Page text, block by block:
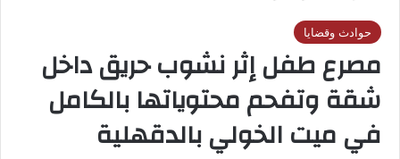
حوادث وقضايا
مصرع طفل إثر نشوب حريق داخل
شقة وتفحم محتوياتها بالكامل
في ميت الخولي بالدقهلية